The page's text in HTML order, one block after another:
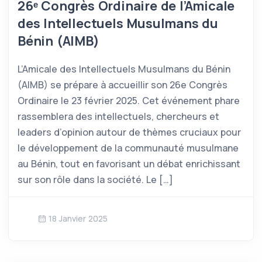
26ᵉ Congrès Ordinaire de l’Amicale
des Intellectuels Musulmans du
Bénin (AIMB)
L’Amicale des Intellectuels Musulmans du Bénin
(AIMB) se prépare à accueillir son 26e Congrès
Ordinaire le 23 février 2025. Cet événement phare
rassemblera des intellectuels, chercheurs et
leaders d’opinion autour de thèmes cruciaux pour
le développement de la communauté musulmane
au Bénin, tout en favorisant un débat enrichissant
sur son rôle dans la société. Le […]
18 Janvier 2025